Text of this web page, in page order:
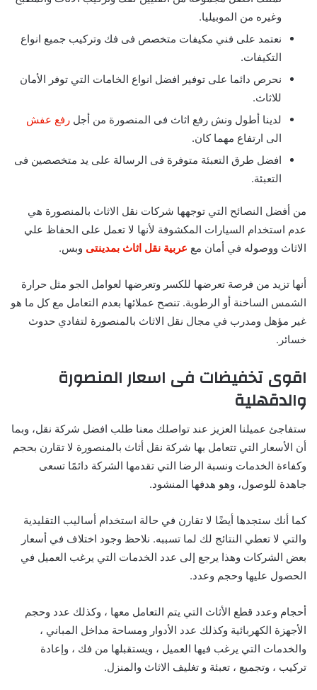
وغيره من الموبيليا.
نعتمد على فني مكيفات متخصص فى فك وتركيب جميع انواع
التكيفات.
نحرص دائما على توفير افضل انواع الخامات التي توفر الأمان
للاثاث.
لدينا أطول ونش رفع اثاث فى المنصورة من أجل رفع عفش
الى ارتفاع مهما كان.
افضل طرق التعبئة متوفرة فى الرسالة على يد متخصصين فى
التعبئة.
من أفضل النصائح التي توجهها شركات نقل الاثاث بالمنصورة هي
عدم استخدام السيارات المكشوفة لأنها لا تعمل على الحفاظ علي
الاثاث ووصوله في أمان مع عربية نقل اثاث بمدينتى وبس.
أنها تزيد من فرصة تعرضها للكسر وتعرضها لعوامل الجو مثل حرارة
الشمس الساخنة أو الرطوبة. تنصح عملائها بعدم التعامل مع كل ما هو
غير مؤهل ومدرب في مجال نقل الاثاث بالمنصورة لتفادي حدوث
خسائر .
اقوى تخفيضات فى اسعار المنصورة
والدقهلية
ستفاجئ عميلنا العزيز عند تواصلك معنا طلب افضل شركة نقل، وبما
أن الأسعار التي تتعامل بها شركة نقل أثاث بالمنصورة لا تقارن بحجم
وكفاءة الخدمات ونسبة الرضا التي تقدمها الشركة دائمًا تسعى
جاهدة للوصول، وهو هدفها المنشود.
كما أنك ستجدها أيضًا لا تقارن في حالة استخدام أساليب التقليدية
والتي لا تعطي النتائج لك لما تسببه. نلاحظ وجود اختلاف في أسعار
بعض الشركات وهذا يرجع إلى عدد الخدمات التي يرغب العميل في
الحصول عليها وحجم وعدد.
أحجام وعدد قطع الأثاث التي يتم التعامل معها ، وكذلك عدد وحجم
الأجهزة الكهربائية وكذلك عدد الأدوار ومساحة مداخل المباني ،
والخدمات التي يرغب فيها العميل ، ويستقبلها من فك ، وإعادة
تركيب ، وتجميع ، تعبئة و تغليف الاثاث والمنزل.